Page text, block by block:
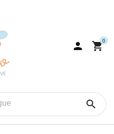
 0
